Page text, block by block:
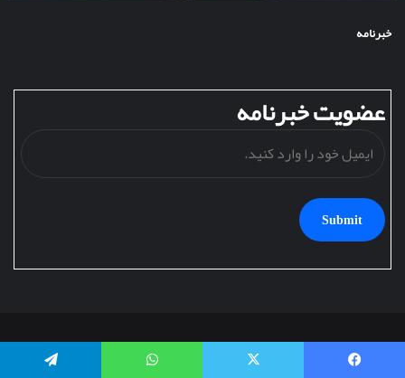
خبرنامه
عضویت خبرنامه
خود
وارد
کنید.
تمامی حقوق این سایت متعلق به مجله نوبل است